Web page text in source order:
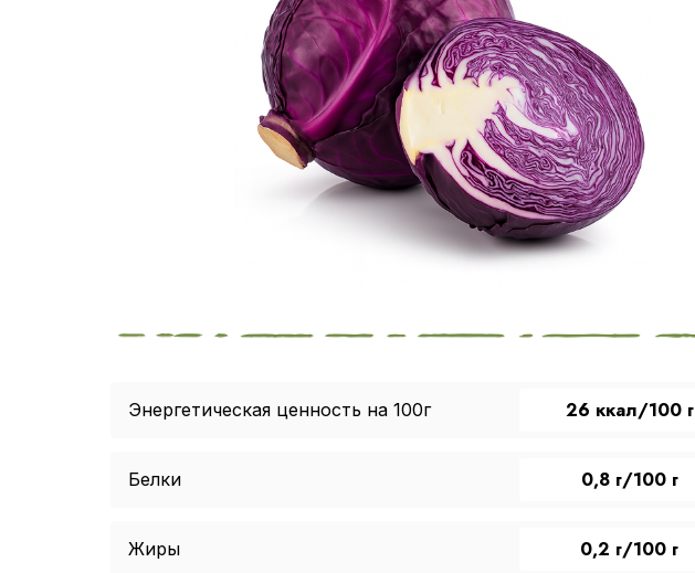
Энергетическая ценность на 100г 26 ккал/100 г
Белки 0,8 г/100 г
Жиры 0,2 г/100 г